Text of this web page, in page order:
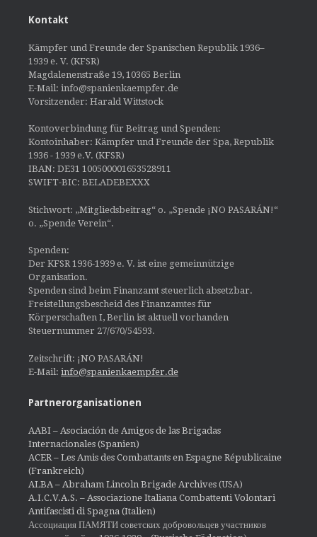
Kontakt
Kämpfer und Freunde der Spanischen Republik 1936–
1939 e. V. (KFSR)
Magdalenenstraße 19, 10365 Berlin
E-Mail: info@spanienkaempfer.de
Vorsitzender: Harald Wittstock
Kontoverbindung für Beitrag und Spenden:
Kontoinhaber: Kämpfer und Freunde der Spa, Republik
1936 - 1939 e.V. (KFSR)
IBAN: DE31 100500001653528911
SWIFT-BIC: BELADEBEXXX
Stichwort: „Mitgliedsbeitrag“ o. „Spende ¡NO PASARÁN!“
o. „Spende Verein“.
Spenden:
Der KFSR 1936-1939 e. V. ist eine gemeinnützige
Organisation.
Spenden sind beim Finanzamt steuerlich absetzbar.
Freistellungsbescheid des Finanzamtes für
Körperschaften I, Berlin ist aktuell vorhanden
Steuernummer 27/670/54593.
Zeitschrift: ¡NO PASARÁN!
E-Mail: info@spanienkaempfer.de
Partnerorganisationen
AABI – Asociación de Amigos de las Brigadas
Internacionales (Spanien)
ACER – Les Amis des Combattants en Espagne Républicaine
(Frankreich)
ALBA – Abraham Lincoln Brigade Archives (USA)
A.I.C.V.A.S. – Associazione Italiana Combattenti Volontari
Antifascisti di Spagna (Italien)
Ассоциация ПАМЯТИ советских добровольцев участников